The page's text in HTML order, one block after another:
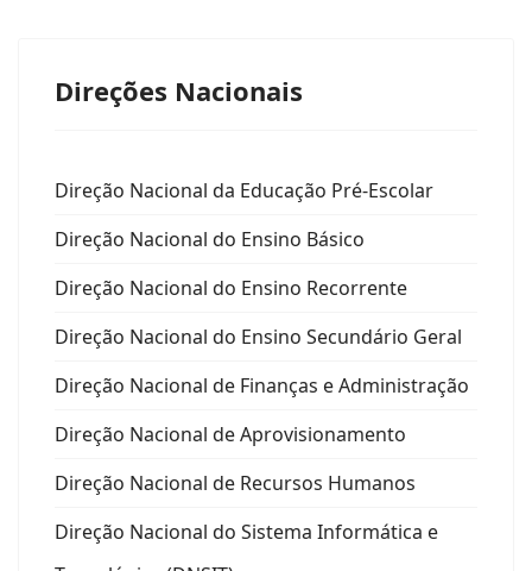
Direções Nacionais
Direção Nacional da Educação Pré-Escolar
Direção Nacional do Ensino Básico
Direção Nacional do Ensino Recorrente
Direção Nacional do Ensino Secundário Geral
Direção Nacional de Finanças e Administração
Direção Nacional de Aprovisionamento
Direção Nacional de Recursos Humanos
Direção Nacional do Sistema Informática e